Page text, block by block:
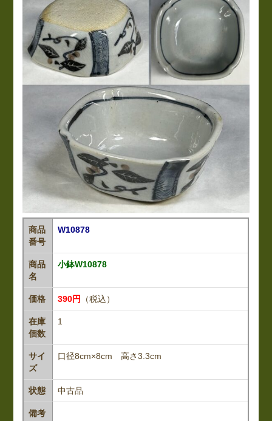
商品
番号
W10878
商品
名
小鉢W10878
価格 390円 （税込）
在庫
個数
1
サイ
ズ
口径8cm×8cm 高さ3.3cm
状態 中古品
備考